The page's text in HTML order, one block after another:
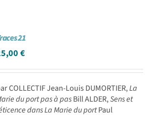
21
€
COLLECTIF Jean-Louis DUMORTIER,La
du port pas à pasBill ALDER,Sens et
dans La Marie du portPaul